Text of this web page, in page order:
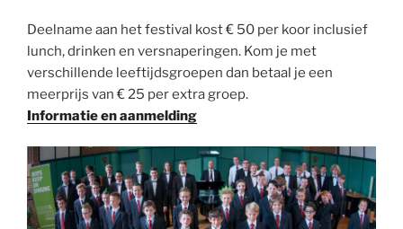
Deelname aan het festival kost € 50 per koor inclusief
lunch, drinken en versnaperingen. Kom je met
verschillende leeftijdsgroepen dan betaal je een
meerprijs van € 25 per extra groep.
Informatie en aanmelding